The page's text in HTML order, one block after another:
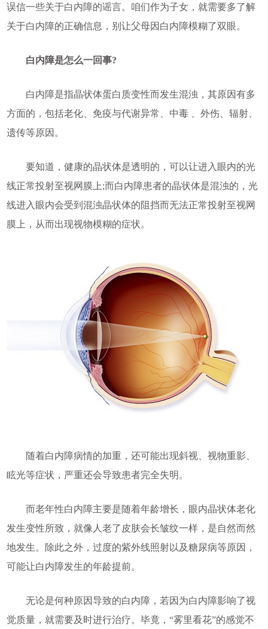
误信一些关于白内障的谣言。咱们作为子女，就需要多了解
关于白内障的正确信息，别让父母因白内障模糊了双眼。
白内障是怎么一回事?
白内障是指晶状体蛋白质变性而发生混浊，其原因有多
方面的，包括老化、免疫与代谢异常、中毒 、外伤、辐射、
遗传等原因。
要知道，健康的晶状体是透明的，可以让进入眼内的光
线正常投射至视网膜上;而白内障患者的晶状体是混浊的，光
线进入眼内会受到混浊晶状体的阻挡而无法正常投射至视网
膜上，从而出现视物模糊的症状。
随着白内障病情的加重，还可能出现斜视、视物重影、
眩光等症状，严重还会导致患者完全失明。
而老年性白内障主要是随着年龄增长，眼内晶状体老化
发生变性所致，就像人老了皮肤会长皱纹一样，是自然而然
地发生。除此之外，过度的紫外线照射以及糖尿病等原因，
可能让白内障发生的年龄提前。
无论是何种原因导致的白内障，若因为白内障影响了视
觉质量，就需要及时进行治疗。毕竟，“雾里看花”的感觉不